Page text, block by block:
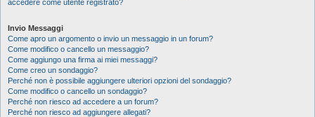
accedere come utente registrato?
Invio Messaggi
Come apro un argomento o invio un messaggio in un forum?
Come modifico o cancello un messaggio?
Come aggiungo una firma ai miei messaggi?
Come creo un sondaggio?
Perché non è possibile aggiungere ulteriori opzioni del sondaggio?
Come modifico o cancello un sondaggio?
Perché non riesco ad accedere a un forum?
Perché non riesco ad aggiungere allegati?